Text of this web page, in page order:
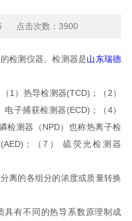
点击次数：3900
检测仪器。检测器是山东瑞德
1）热导检测器(TCD)；（2）
子捕获检测器(ECD)；（4）
检测器（NPD）也称热离子检
；（7） 硫荧光检测器
离的各组分的浓度或质量转换
具有不同的热导系数原理制成